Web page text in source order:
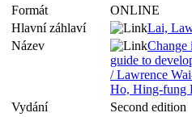
Formát
ONLINE
Hlavní záhlaví
Lai,
Název
Change
guide to
/ Lawrence
Ho, Hing-fung
Vydání
Second edition